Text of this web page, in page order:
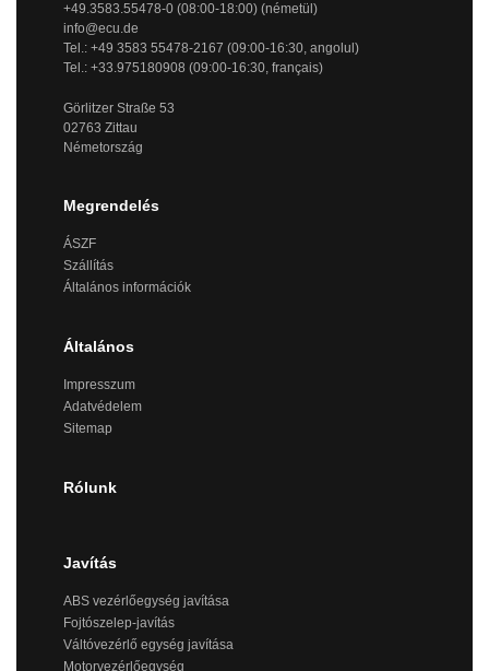
+49.3583.55478-0 (08:00-18:00) (németül)
info@ecu.de
Tel.: +49 3583 55478-2167 (09:00-16:30, angolul)
Tel.: +33.975180908 (09:00-16:30, français)
Görlitzer Straße 53
02763 Zittau
Németország
Megrendelés
ÁSZF
Szállítás
Általános információk
Általános
Impresszum
Adatvédelem
Sitemap
Rólunk
Javítás
ABS vezérlőegység javítása
Fojtószelep-javítás
Váltóvezérlő egység javítása
Motorvezérlőegység